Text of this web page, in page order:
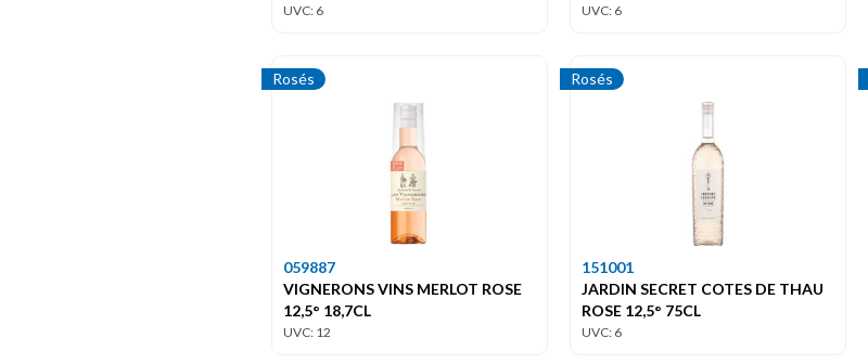
UVC: 6 UVC: 6
Rosés
059887
VIGNERONS VINS MERLOT ROSE
12,5° 18,7CL
UVC: 12
Rosés
151001
JARDIN SECRET COTES DE THAU
ROSE 12,5° 75CL
UVC: 6